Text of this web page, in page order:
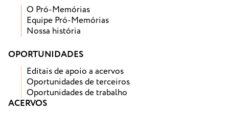
O Pró-Memórias
Equipe Pró-Memórias
Nossa história
OPORTUNIDADES
Editais de apoio a acervos
Oportunidades de terceiros
Oportunidades de trabalho
ACERVOS